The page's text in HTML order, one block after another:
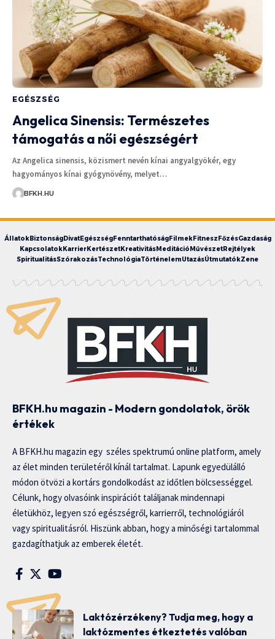
EGÉSZSÉG
Angelica Sinensis: Természetes
támogatás a női egészségért
Az Angelica sinensis, közismert nevén kínai angyalgyökér, egy
hagyományos kínai gyógynövény, melyet…
BFKH.HU
ÁllatokBiztonságDivatEgészségFenntarthatóságFilmekFitneszFőzésGazdaság
KapcsolatokKarrierKertészetKreativitásMeditációMűvészetRejtélyek
SpiritualitásSzórakozásTechnológiaTörténelemUtazásÚtmutatókZene
BFKH.hu magazin - Modern gondolatok, örök
értékek
A BFKH.hu magazin egy széles spektrumú online platform, amely
az élet minden területéről kínál tartalmat. Lapunk egyedülálló
módon ötvözi a kortárs gondolkodást az időtlen bölcsességgel.
Célunk, hogy olvasóink inspirációt találjanak mindennapi
életükhöz, legyen szó egészségről, karrierről, technológiáról
vagy spiritualitásról. Hiszünk abban, hogy a minőségi tartalommal
gazdagíthatjuk az emberek életét.
Laktózérzékeny? Tudja meg, hogy a
laktózmentes étkeztetés valóban